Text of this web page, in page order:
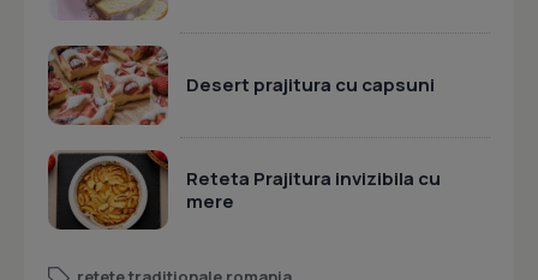
Desert prajitura cu capsuni
Reteta Prajitura invizibila cu
mere